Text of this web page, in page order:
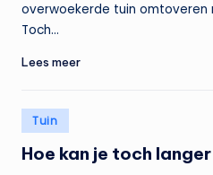
overwoekerde tuin omtoveren
Toch…
Lees meer
Geplaatst
in
Tuin
Hoe kan je toch